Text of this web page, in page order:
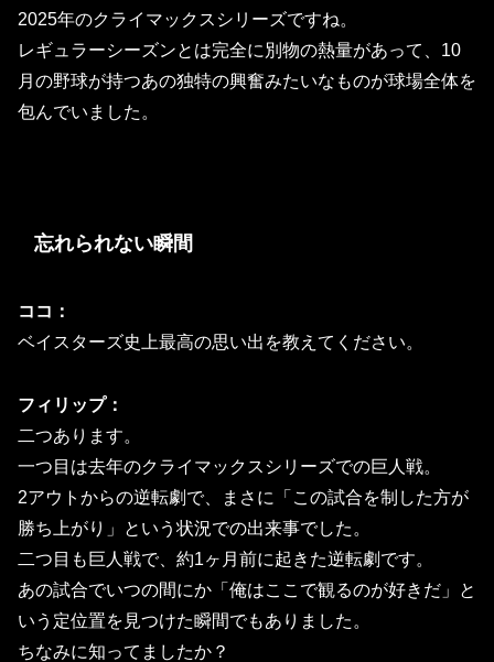
2025年のクライマックスシリーズですね。
レギュラーシーズンとは完全に別物の熱量があって、10
月の野球が持つあの独特の興奮みたいなものが球場全体を
包んでいました。
忘れられない瞬間
ココ：
ベイスターズ史上最高の思い出を教えてください。
フィリップ：
二つあります。
一つ目は去年のクライマックスシリーズでの巨人戦。
2アウトからの逆転劇で、まさに「この試合を制した方が
勝ち上がり」という状況での出来事でした。
二つ目も巨人戦で、約1ヶ月前に起きた逆転劇です。
あの試合でいつの間にか「俺はここで観るのが好きだ」と
いう定位置を見つけた瞬間でもありました。
ちなみに知ってましたか？